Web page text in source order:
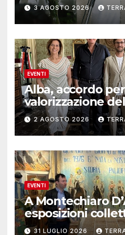
3 AGOSTO 2026
EVENTI
Alba, accordo
valorizzazione
musicale Rocca
2 AGOSTO 2026
EVENTI
A Montechiaro
esposizioni
contemporanea
31 LUGLIO 2026